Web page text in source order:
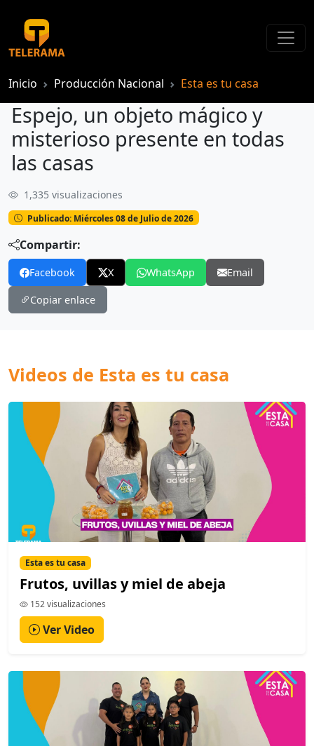
Inicio Producción Nacional Esta es tu casa
Espejo, un objeto mágico y
misterioso presente en todas
las casas
1,335 visualizaciones
Publicado: Miércoles 08 de Julio de 2026
Compartir:
Facebook X WhatsApp Email
Copiar enlace
Videos de Esta es tu casa
Esta es tu casa
Frutos, uvillas y miel de abeja
152 visualizaciones
Ver Video